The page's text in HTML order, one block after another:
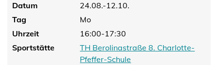
Datum
24.08.-12.10.
Tag
Mo
Uhrzeit
16:00-17:30
Sportstätte
TH Berolinastraße 8. Charlotte-
Pfeffer-Schule